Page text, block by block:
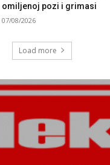
omiljenoj pozi i grimasi
07/08/2026
Load more